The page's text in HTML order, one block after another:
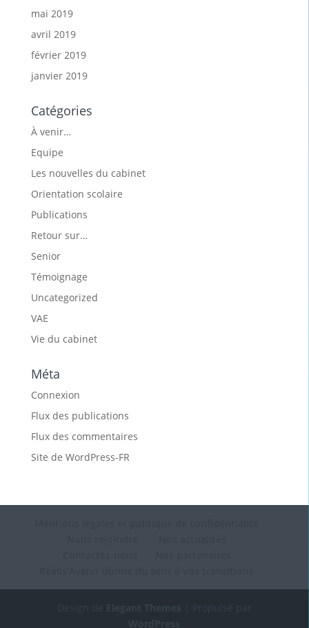
mai 2019
avril 2019
février 2019
janvier 2019
Catégories
À venir…
Equipe
Les nouvelles du cabinet
Orientation scolaire
Publications
Retour sur…
Senior
Témoignage
Uncategorized
VAE
Vie du cabinet
Méta
Connexion
Flux des publications
Flux des commentaires
Site de WordPress-FR
Design de
| Propulsé par
WordPress